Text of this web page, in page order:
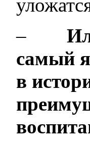
–
самый
в